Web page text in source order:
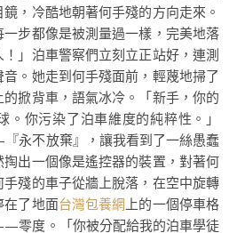
，冷酷地朝著何手殘的方向走來。
步都像是被測量過一樣，完美地落
」泊車警察們立刻立正站好，連測
。她走到何手殘面前，輕蔑地掃了
掀背車，語氣冰冷。「新手，你的
。你污染了泊車維度的純粹性。」
永不放棄』，讓我看到了一絲愚蠢
出一個像是遙控器的裝置，對著何
殘的車子從牆上脫落，在空中旋轉
在了地面台灣包養網 上的一個停車格
零度。「你被分配給我的泊車學徒